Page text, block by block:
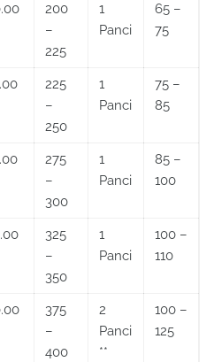
200
–
225
1
Panci
65 –
75
225
–
250
1
Panci
75 –
85
275
–
300
1
Panci
85 –
100
325
–
350
1
Panci
100 –
110
375
–
400
2
Panci
**
100 –
125